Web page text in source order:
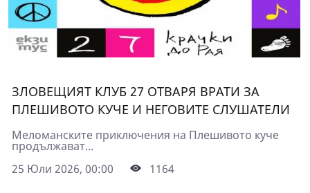
ЗЛОВЕЩИЯТ КЛУБ 27 ОТВАРЯ ВРАТИ ЗА
ПЛЕШИВОТО КУЧЕ И НЕГОВИТЕ СЛУШАТЕЛИ
Меломанските приключения на Плешивото куче
продължават...
25 Юли 2026, 00:00
1164